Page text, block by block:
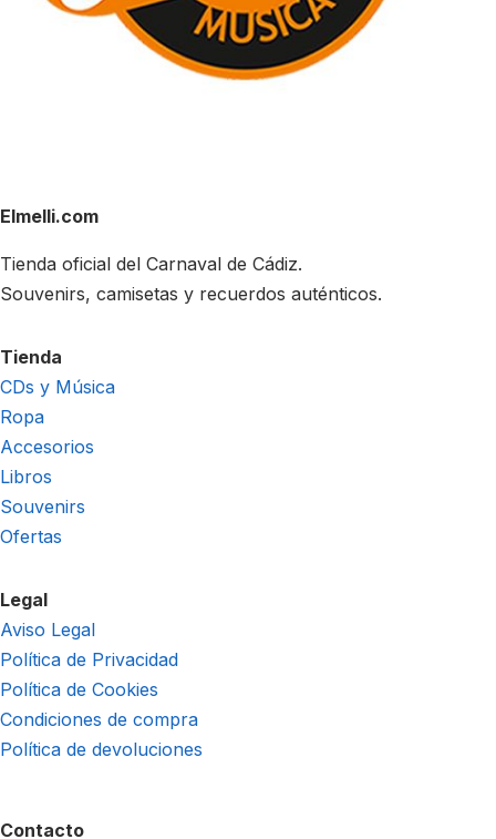
Elmelli.com
Tienda oficial del Carnaval de Cádiz.
Souvenirs, camisetas y recuerdos auténticos.
Tienda
CDs y Música
Ropa
Accesorios
Libros
Souvenirs
Ofertas
Legal
Aviso Legal
Política de Privacidad
Política de Cookies
Condiciones de compra
Política de devoluciones
Contacto